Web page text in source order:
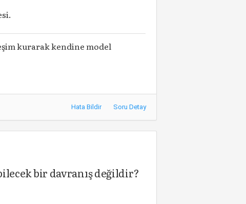
kurarak kendine model
Hata Bildir Soru Detay
bir davranış değildir?